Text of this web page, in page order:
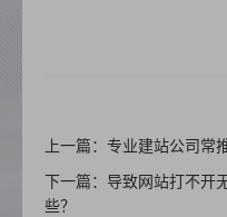
上一篇：专业建站公司常
下一篇：导致网站打不开
些？